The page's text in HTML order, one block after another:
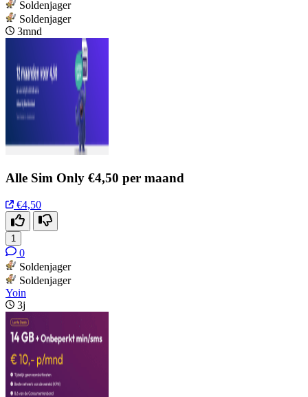
Soldenjager
Soldenjager
3mnd
Alle Sim Only €4,50 per maand
€4,50
1
0
Soldenjager
Soldenjager
Yoin
3j